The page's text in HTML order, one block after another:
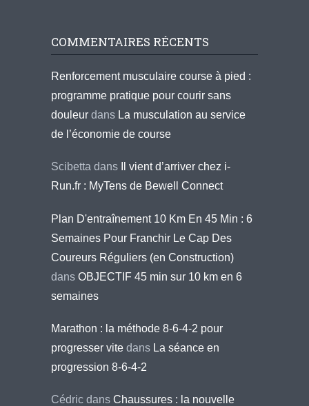
COMMENTAIRES RÉCENTS
Renforcement musculaire course à pied :
programme pratique pour courir sans
douleur dans La musculation au service
de l’économie de course
Scibetta dans
Il vient d’arriver chez i-
Run.fr : MyTens de Bewell Connect
Plan D'entraînement 10 Km En 45 Min : 6
Semaines Pour Franchir Le Cap Des
Coureurs Réguliers (en Construction)
dans OBJECTIF 45 min sur 10 km en 6
semaines
Marathon : la méthode 8-6-4-2 pour
progresser vite dans La séance en
progression 8-6-4-2
Cédric dans Chaussures : la nouvelle